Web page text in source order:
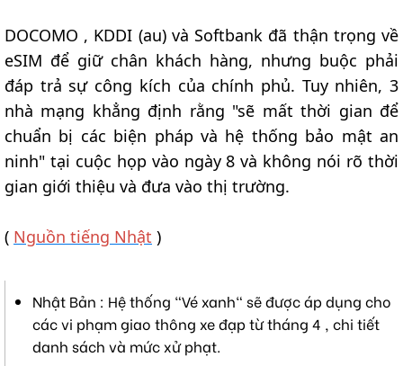
DOCOMO , KDDI (au) và Softbank đã thận trọng về
eSIM để giữ chân khách hàng, nhưng buộc phải
đáp trả sự công kích của chính phủ. Tuy nhiên, 3
nhà mạng khẳng định rằng "sẽ mất thời gian để
chuẩn bị các biện pháp và hệ thống bảo mật an
ninh" tại cuộc họp vào ngày 8 và không nói rõ thời
gian giới thiệu và đưa vào thị trường.
( Nguồn tiếng Nhật )
Nhật Bản : Hệ thống "Vé xanh" sẽ được áp dụng cho
các vi phạm giao thông xe đạp từ tháng 4 , chi tiết
danh sách và mức xử phạt.